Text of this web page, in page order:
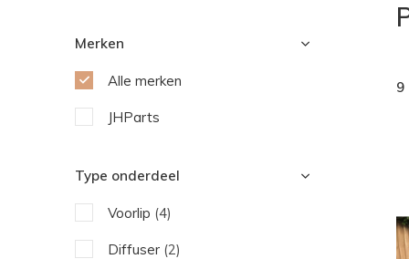
9
Merken
Alle merken
JHParts
Type onderdeel
Voorlip (4)
Diffuser (2)